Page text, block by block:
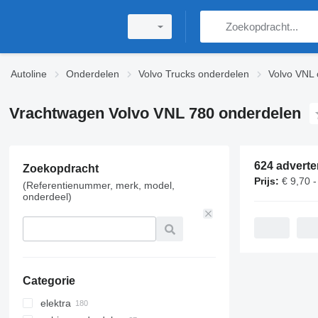
Autoline Onderdelen Volvo Trucks onderdelen Volvo VNL
Vrachtwagen Volvo VNL 780 onderdelen
Zoekopdracht
(Referentienummer, merk, model,
onderdeel)
Categorie
elektra
624
Prijs: € 9,70